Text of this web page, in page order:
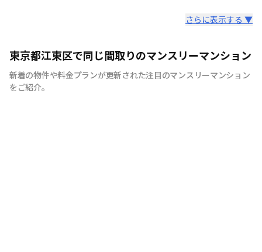
シティマンスリーでは家具・家電・生活用品を90品目以上
ご用意しております。 引越しの際に、普段では見逃しそ
うな物まで全て揃えたマンスリーマンションは多くのお客
様に喜ばれています。 シティマンスリーでは、お客様が快
さらに表示する ▼
東京都江東区で同じ間取りのマンスリーマンション
新着の物件や料金プランが更新された注目のマンスリーマンション
をご紹介。